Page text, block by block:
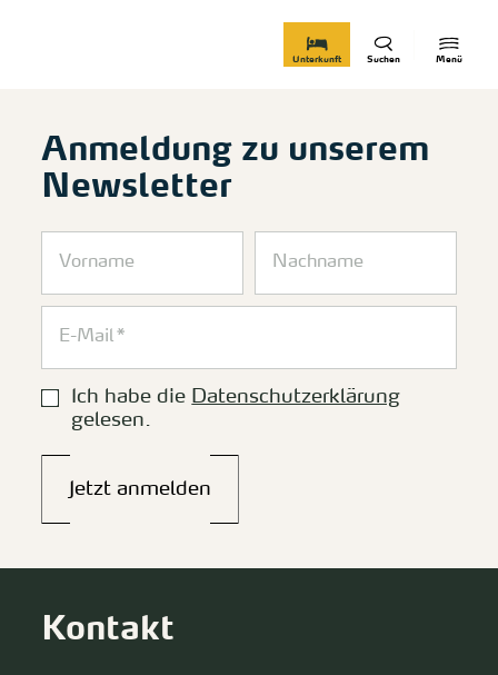
Menü
Suchen
Unterkunft
Anmeldung zu unserem
Newsletter
Ich habe die Datenschutzerklärung
gelesen.
Jetzt anmelden
Kontakt